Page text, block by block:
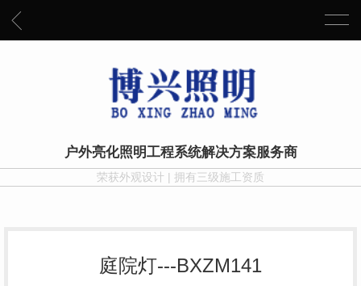
户外亮化照明工程系统解决方案服务商
荣获外观设计 | 拥有三级施工资质
庭院灯---BXZM141